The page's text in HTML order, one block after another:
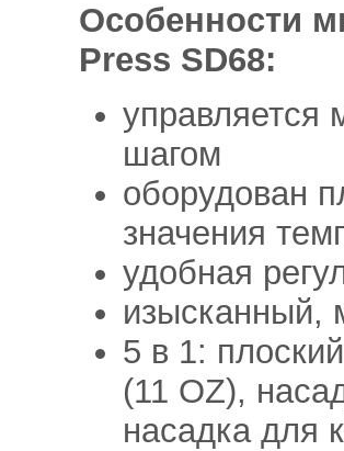
Особенности
Press SD68:
управляется
шагом
оборудован
значения
удобная
изысканный,
5 в 1:
(11 OZ),
насадка для